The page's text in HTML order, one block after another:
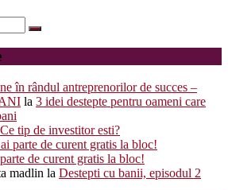
în rândul antreprenorilor de succes –
la 3 idei destepte pentru oameni care
Ce tip de investitor esti?
parte de curent gratis la bloc!
de curent gratis la bloc!
madlin la Destepti cu banii, episodul 2